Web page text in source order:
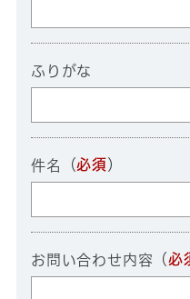
ふりがな
件名 （必須 ）
お問い合わせ内容 （必